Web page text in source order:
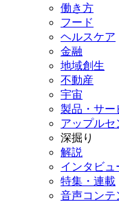
働き方
フード
ヘルスケア
金融
地域創生
不動産
宇宙
製品・サー
アップルセ
深掘り
解説
インタビュ
特集・連載
音声コンテ